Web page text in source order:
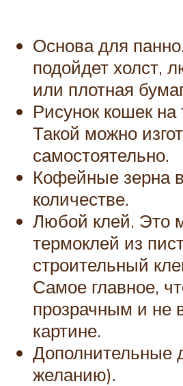
Основа для
подойдет холст,
или плотная
Рисунок кошек на
Такой можно
самостоятельно.
Кофейные зерна
количестве.
Любой клей. Это
термоклей из
строительный
Самое главное,
прозрачным и не
картине.
Дополнительные
желанию).